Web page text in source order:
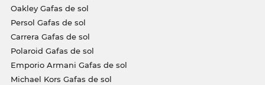
Oakley Gafas de sol
Persol Gafas de sol
Carrera Gafas de sol
Polaroid Gafas de sol
Emporio Armani Gafas de sol
Michael Kors Gafas de sol